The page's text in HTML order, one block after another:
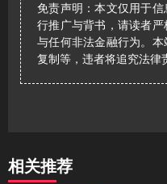
免责声明：本文仅用于
行推广与背书，请读者
与任何非法金融行为。本
复制等，违者将追究法律
相关推荐